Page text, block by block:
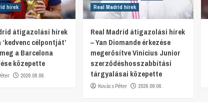
hírek
átigazolási hírek
‘kedvenc célpontját’
a Barcelona
közepette
2026.08.06.
Real Madrid hírek
Real Madrid átigazolási hírek
– Yan Diomande érkezése
megerősítve Vinicius Junior
szerződéshosszabbítási
tárgyalásai közepette
Kovács Péter 2026.08.06.